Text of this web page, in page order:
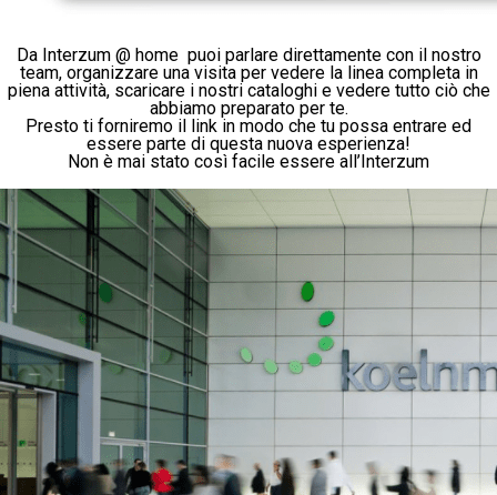
Da Interzum @ home puoi parlare direttamente con il nostro
team, organizzare una visita per vedere la linea completa in
piena attività, scaricare i nostri cataloghi e vedere tutto ciò che
abbiamo preparato per te.
Presto ti forniremo il link in modo che tu possa entrare ed
essere parte di questa nuova esperienza!
Non è mai stato così facile essere all’Interzum